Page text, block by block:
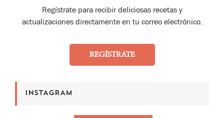
Regístrate para recibir deliciosas recetas y
actualizaciones directamente en tu correo electrónico.
REGÍSTRATE
INSTAGRAM